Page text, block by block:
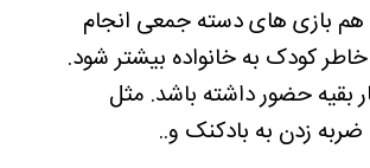
هم بازی های دسته جمعی انجام
کودک به خانواده بیشتر شود.
بقیه حضور داشته باشد. مثل
زدن به بادکنک و..